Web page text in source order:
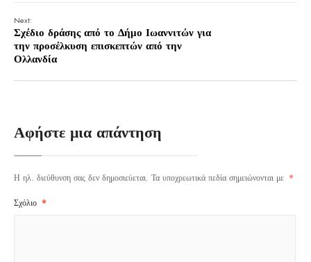
Next:
Σχέδιο δράσης από το Δήμο Ιωαννιτών για
την προσέλκυση επισκεπτών από την
Ολλανδία
Αφήστε μια απάντηση
Η ηλ. διεύθυνση σας δεν δημοσιεύεται. Τα υποχρεωτικά πεδία σημειώνονται με *
Σχόλιο *